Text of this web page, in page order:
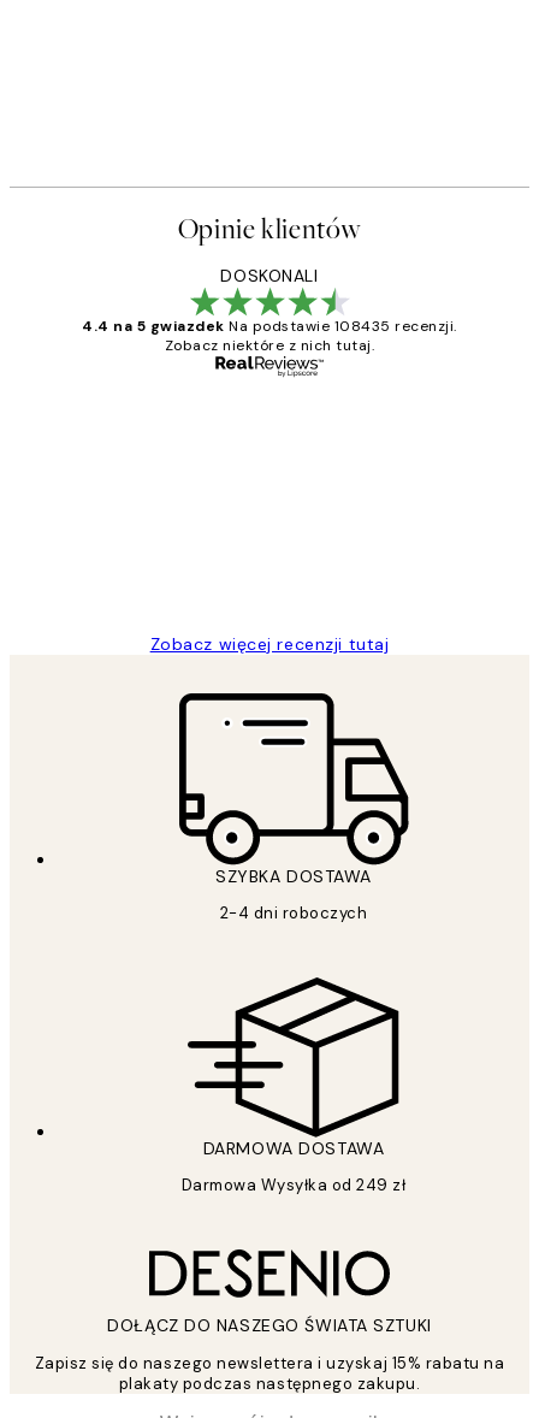
Opinie klientów
DOSKONALI
4.4 na 5 gwiazdek Na podstawie 108435 recenzji.
Zobacz niektóre z nich tutaj.
Zobacz więcej recenzji tutaj
SZYBKA DOSTAWA
2-4 dni roboczych
DARMOWA DOSTAWA
Darmowa Wysyłka od 249 zł
DOŁĄCZ DO NASZEGO ŚWIATA SZTUKI
Zapisz się do naszego newslettera i uzyskaj 15% rabatu na
plakaty podczas następnego zakupu.